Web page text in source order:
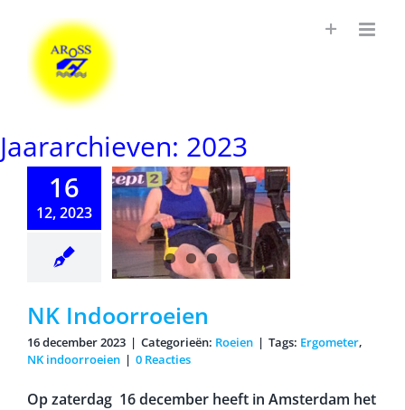
Jaararchieven: 2023
16
12, 2023
NK
NK Indoorroeien
16 december 2023 | Categorieën: Roeien | Tags: Ergometer,
NK indoorroeien | 0 Reacties
Op zaterdag 16 december heeft in Amsterdam het